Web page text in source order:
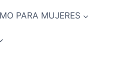
PARA MUJERES